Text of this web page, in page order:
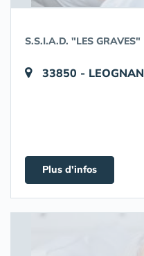
S.S.I.A.D. "LES GRAVES"
33850 - LEOGNAN
Plus d'infos